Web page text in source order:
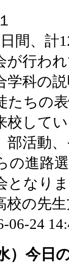
間、計
が行わ
学科の
たちの
校して
部活動
の進路
となり
校の先
06-24
）今日